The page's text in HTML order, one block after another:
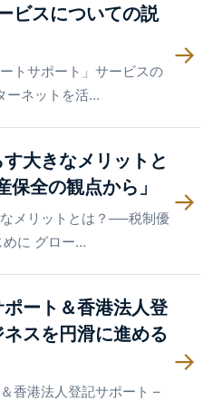
ビスについての説
トサポート」サービスの
ーネットを活…
→
大きなメリットと
全の観点から」
メリットとは？──税制優
めに グロー…
→
ート＆香港法人登
スを円滑に進める
香港法人登記サポート –
→